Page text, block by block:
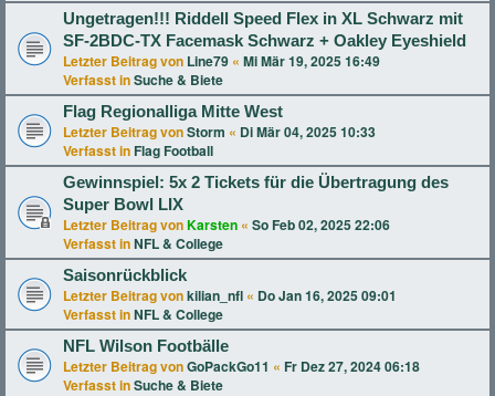
Ungetragen!!! Riddell Speed Flex in XL Schwarz mit
SF-2BDC-TX Facemask Schwarz + Oakley Eyeshield
Letzter Beitrag von Line79 « Mi Mär 19, 2025 16:49
Verfasst inSuche & Biete
Flag Regionalliga Mitte West
Letzter Beitrag vonStorm « Di Mär 04, 2025 10:33
Verfasst in Flag Football
Gewinnspiel: 5x 2 Tickets für die Übertragung des
Super Bowl LIX
Letzter Beitrag vonKarsten « So Feb 02, 2025 22:06
Verfasst inNFL & College
Saisonrückblick
Letzter Beitrag vonkilian_nfl « Do Jan 16, 2025 09:01
Verfasst inNFL & College
NFL Wilson Footbälle
Letzter Beitrag vonGoPackGo11 « Fr Dez 27, 2024 06:18
Verfasst inSuche & Biete